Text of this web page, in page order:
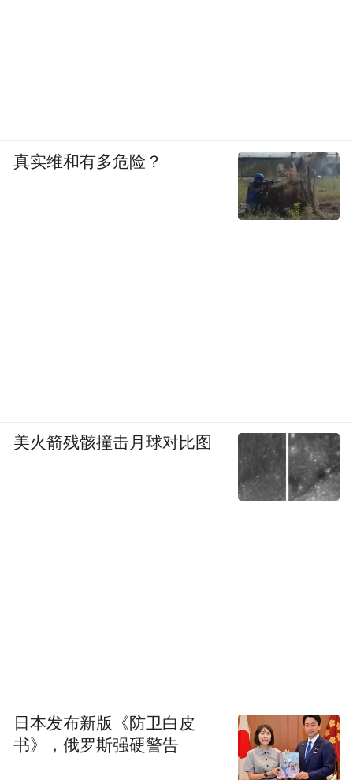
真实维和有多危险？
美火箭残骸撞击月球对比图
日本发布新版《防卫白皮
书》，俄罗斯强硬警告